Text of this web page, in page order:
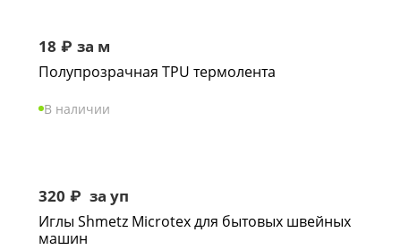
18 ₽ за м
Полупрозрачная TPU термолента
В наличии
320 ₽ за уп
Иглы Shmetz Microtex для бытовых швейных
машин